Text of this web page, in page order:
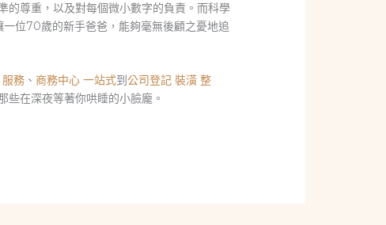
的尊重，以及對每個微小數字的負責。而科學
位70歲的新手爸爸，能夠毫無後顧之憂地追
務 、商務中心 一站式到公司登記 裝潢 整
些在深夜等著你哄睡的小臉龐。